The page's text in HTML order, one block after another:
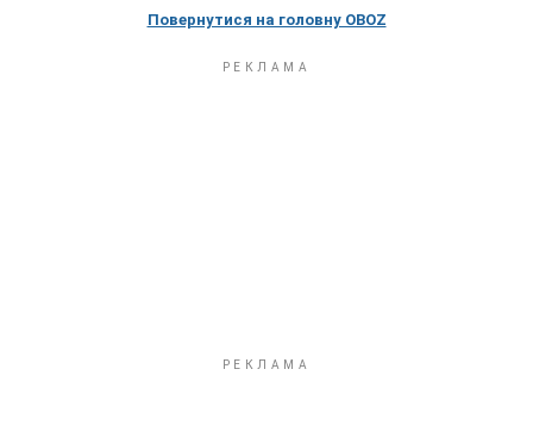
Повернутися на головну OBOZ